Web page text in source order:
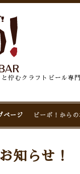
佇むクラフトビール専門
ページ ビーボ！からの
知らせ！